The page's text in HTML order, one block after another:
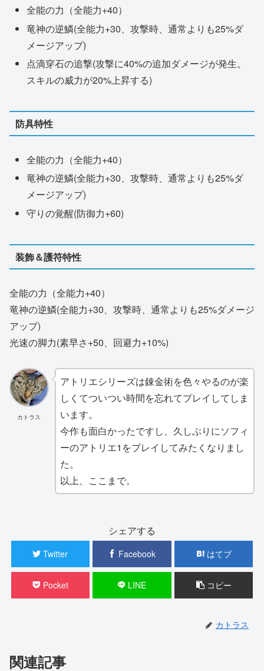
全能の力（全能力+40）
竜神の逆鱗(全能力+30、攻撃時、通常よりも25%ダ
メージアップ)
点滴穿石の追撃(攻撃に40%の追加ダメージが発生。
スキルの威力が20%上昇する)
防具特性
全能の力（全能力+40）
竜神の逆鱗(全能力+30、攻撃時、通常よりも25%ダ
メージアップ)
守りの覚醒(防御力+60)
装飾＆護符特性
全能の力（全能力+40）
竜神の逆鱗(全能力+30、攻撃時、通常よりも25%ダメージ
アップ)
光速の脚力(素早さ+50、回避力+10%)
カトラス
アトリエシリーズは錬金術を色々やるのが楽
しくてついつい時間を忘れてプレイしてしま
います。
今作も面白かったですし、久しぶりにソフィ
ーのアトリエ1をプレイしてみたくなりまし
た。
以上、ここまで。
シェアする
Twitter Facebook はてブ
Pocket LINE コピー
カトラス
関連記事